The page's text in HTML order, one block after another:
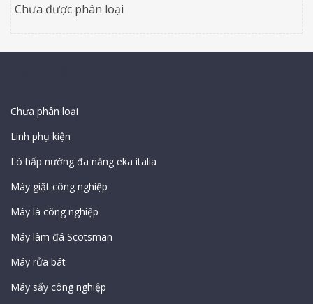
Chưa được phân loại
Chưa phân loại
Linh phụ kiện
Lò hấp nướng đa năng eka italia
Máy giặt công nghiệp
Máy là công nghiệp
Máy làm đá Scotsman
Máy rửa bát
Máy sấy công nghiệp